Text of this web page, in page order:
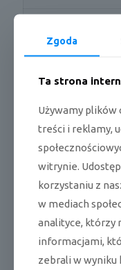
pomieszczeniu
zewnątrz
Przepływ powietrza
Osuszanie
Prąd pracy
Poziom ciśnienia
Zgoda
Ta strona
Używamy plików
treści i reklamy,
witrynie.
korzystaniu z
w mediach
analityce, którzy
informacjami,
zebrali w wyniku